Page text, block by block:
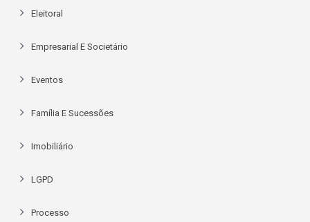
Eleitoral
Empresarial E Societário
Eventos
Família E Sucessões
Imobiliário
LGPD
Processo